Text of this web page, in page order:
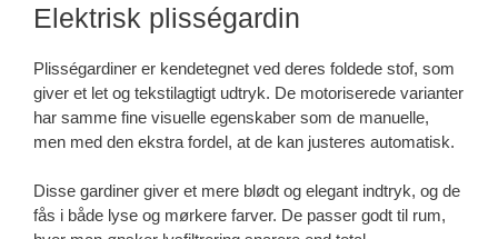
Elektrisk plisségardin
Plisségardiner er kendetegnet ved deres foldede stof, som
giver et let og tekstilagtigt udtryk. De motoriserede varianter
har samme fine visuelle egenskaber som de manuelle,
men med den ekstra fordel, at de kan justeres automatisk.
Disse gardiner giver et mere blødt og elegant indtryk, og de
fås i både lyse og mørkere farver. De passer godt til rum,